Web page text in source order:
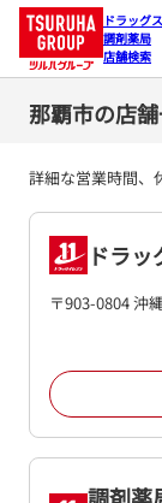
ドラッグ
調剤薬局
店舗検索
那覇市の店舗
詳細な営業時間、
ドラ
〒903-0804 沖